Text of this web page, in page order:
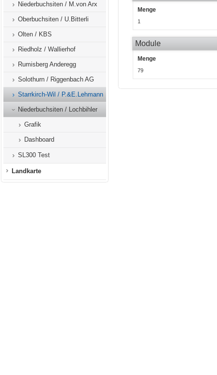
Niederbuchsiten / M.von Arx
Oberbuchsiten / U.Bitterli
Olten / KBS
Riedholz / Wallierhof
Rumisberg Anderegg
Solothurn / Riggenbach AG
Starrkirch-Wil / P.&E.Lehmann
Niederbuchsiten / Lochbihler
Grafik
Dashboard
SL300 Test
Landkarte
Menge
1
Module
Menge
79